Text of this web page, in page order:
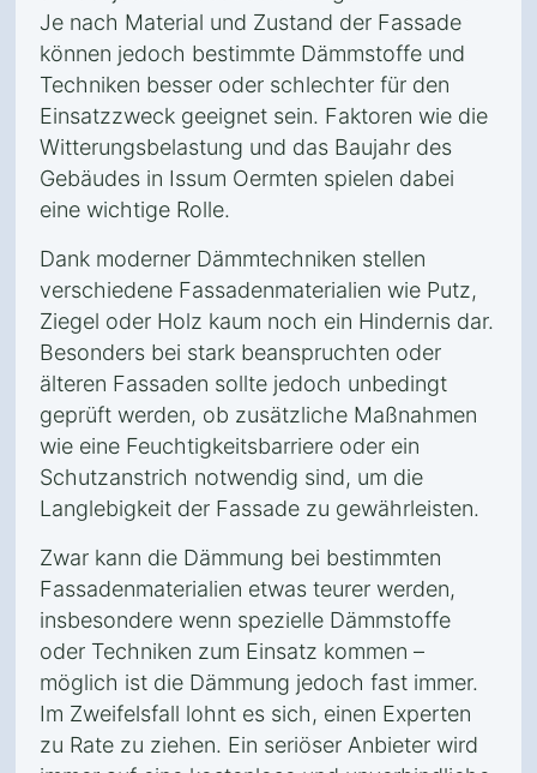
Je nach Material und Zustand der Fassade
können jedoch bestimmte Dämmstoffe und
Techniken besser oder schlechter für den
Einsatzzweck geeignet sein. Faktoren wie die
Witterungsbelastung und das Baujahr des
Gebäudes in Issum Oermten spielen dabei
eine wichtige Rolle.
Dank moderner Dämmtechniken stellen
verschiedene Fassadenmaterialien wie Putz,
Ziegel oder Holz kaum noch ein Hindernis dar.
Besonders bei stark beanspruchten oder
älteren Fassaden sollte jedoch unbedingt
geprüft werden, ob zusätzliche Maßnahmen
wie eine Feuchtigkeitsbarriere oder ein
Schutzanstrich notwendig sind, um die
Langlebigkeit der Fassade zu gewährleisten.
Zwar kann die Dämmung bei bestimmten
Fassadenmaterialien etwas teurer werden,
insbesondere wenn spezielle Dämmstoffe
oder Techniken zum Einsatz kommen –
möglich ist die Dämmung jedoch fast immer.
Im Zweifelsfall lohnt es sich, einen Experten
zu Rate zu ziehen. Ein seriöser Anbieter wird